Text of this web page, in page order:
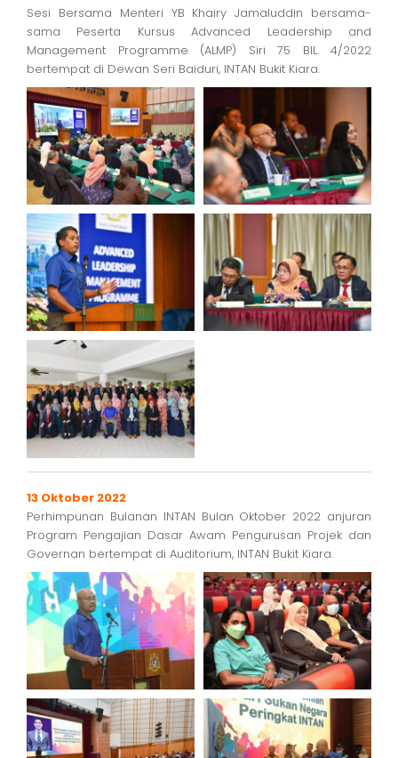
Sesi Bersama Menteri YB Khairy Jamaluddin bersama-
sama Peserta Kursus Advanced Leadership and
Management Programme (ALMP) Siri 75 BIL. 4/2022
bertempat di Dewan Seri Baiduri, INTAN Bukit Kiara.
13 Oktober 2022
Perhimpunan Bulanan INTAN Bulan Oktober 2022 anjuran
Program Pengajian Dasar Awam Pengurusan Projek dan
Governan bertempat di Auditorium, INTAN Bukit Kiara.